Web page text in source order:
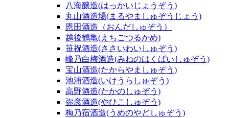
八海醸造(はっかいじょうぞう)
丸山酒造場(まるやましゅぞうじょう)
恩田酒造（おんだしゅぞう）
越後鶴亀(えちごつるかめ)
笹祝酒造(ささいわいしゅぞう)
峰乃白梅酒造(みねのはくばいしゅぞう)
宝山酒造(たからやましゅぞう)
池浦酒造(いけうらしゅぞう)
高野酒造(たかのしゅぞう)
弥彦酒造(やひこしゅぞう)
梅乃宿酒造(うめのやどしゅぞう)